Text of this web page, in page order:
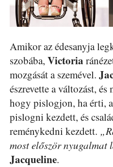
Amikor az édesanyja
szobába, Victoria
mozgását a szemével.
észrevette a változást,
hogy pislogjon, ha érti,
pislogni kezdett, és
reménykedni kezdett.
most először nyugalmat
Jacqueline.